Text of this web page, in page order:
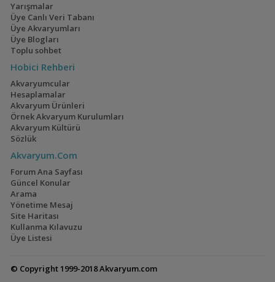
Julidochromis regani
Yarışmalar
Üye Canlı Veri Tabanı
Üye Akvaryumları
Üye Blogları
Toplu sohbet
Hobici Rehberi
Akvaryumcular
Hesaplamalar
Akvaryum Ürünleri
Örnek Akvaryum Kurulumları
Akvaryum Kültürü
Sözlük
Akvaryum.Com
Forum Ana Sayfası
Güncel Konular
Arama
Yönetime Mesaj
Site Haritası
Kullanma Kılavuzu
Üye Listesi
© Copyright 1999-2018 Akvaryum.com